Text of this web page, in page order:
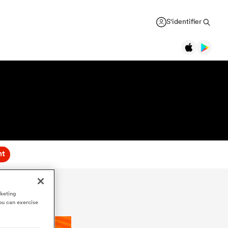
S'identifier
can exercise